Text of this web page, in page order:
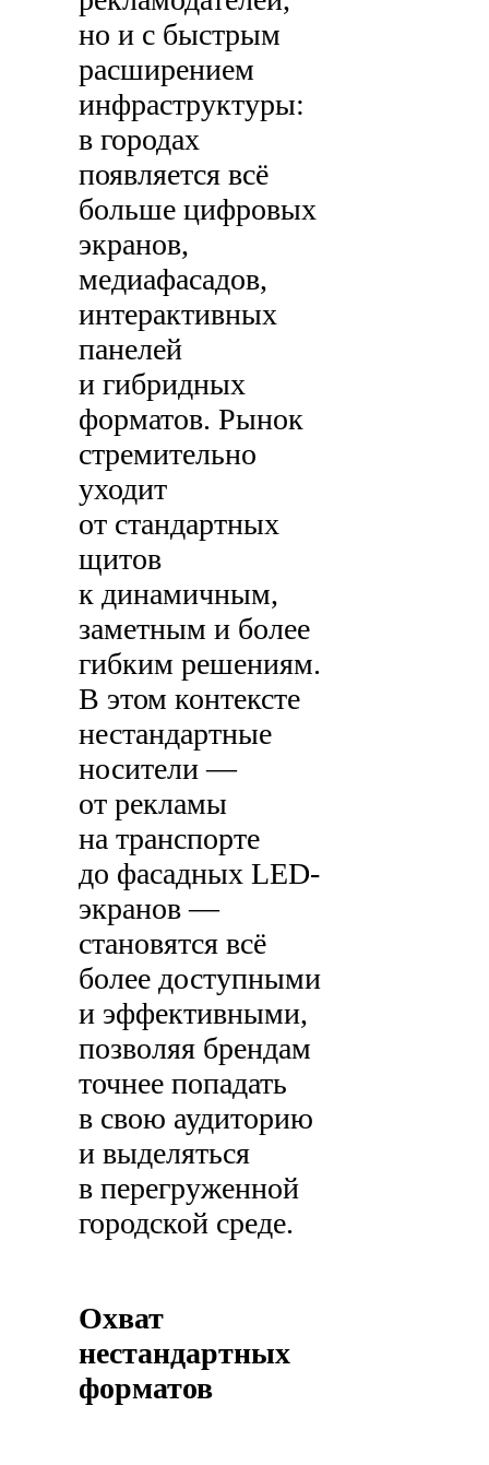
но и с быстрым
расширением
инфраструктуры:
в городах
появляется всё
больше цифровых
экранов,
медиафасадов,
интерактивных
панелей
и гибридных
форматов. Рынок
стремительно
уходит
от стандартных
щитов
к динамичным,
заметным и более
гибким решениям.
В этом контексте
нестандартные
носители —
от рекламы
на транспорте
до фасадных LED-
экранов —
становятся всё
более доступными
и эффективными,
позволяя брендам
точнее попадать
в свою аудиторию
и выделяться
в перегруженной
городской среде.
Охват
нестандартных
форматов